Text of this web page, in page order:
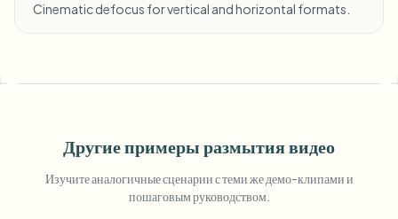
Cinematic defocus for vertical and horizontal formats.
Другие примеры размытия видео
Изучите аналогичные сценарии с теми же демо-клипами и
пошаговым руководством.